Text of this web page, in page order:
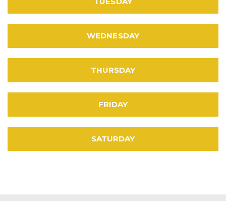
WEDNESDAY
THURSDAY
FRIDAY
SATURDAY